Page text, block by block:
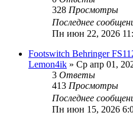
328 Просмотры
Последнее
Пн июн 22, 2026
Footswitch Behringer
Lemon4ik » Ср апр 01,
3 Ответы
413 Просмотры
Последнее
Пн июн 15, 2026